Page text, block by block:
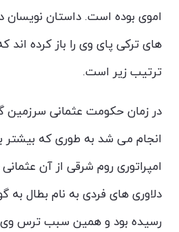
اموی بوده است. داستان نویسان
های ترکی پای وی را باز کرده اند
ترتیب زیر است.
در زمان حکومت عثمانی سرزمین
انجام می شد به طوری که
امپراتوری روم شرقی از آن
دلاوری های فردی به نام بطال به
رسیده بود و همین سبب ترس وی